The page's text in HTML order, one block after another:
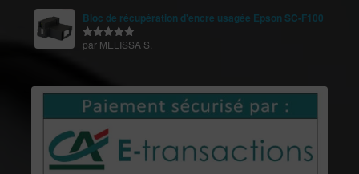
Bloc de récupération d'encre usagée Epson SC-F100
Note 5sur
par MELISSA S.